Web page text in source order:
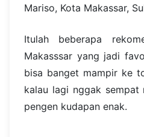
Mariso, Kota Makassar,
Itulah beberapa
Makasssar yang jadi
bisa banget mampir ke
kalau lagi nggak
pengen kudapan enak.